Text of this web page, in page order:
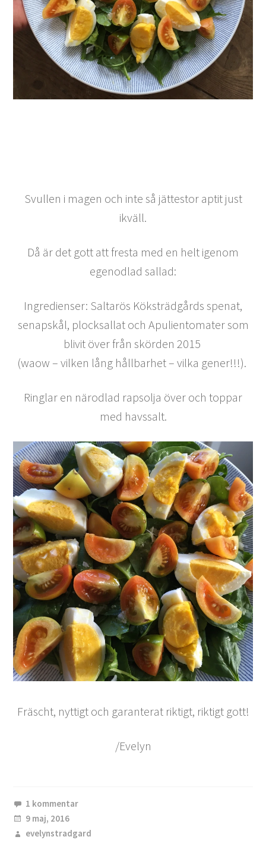
Svullen i magen och inte så jättestor aptit just
ikväll.
Då är det gott att fresta med en helt igenom
egenodlad sallad:
Ingredienser: Saltarös Köksträdgårds spenat,
senapskål, plocksallat och Apulientomater som
blivit över från skörden 2015
(waow – vilken lång hållbarhet – vilka gener!!!).
Ringlar en närodlad rapsolja över och toppar
med havssalt.
Fräscht, nyttigt och garanterat riktigt, riktigt gott!
/Evelyn
1 kommentar
9 maj, 2016
evelynstradgard